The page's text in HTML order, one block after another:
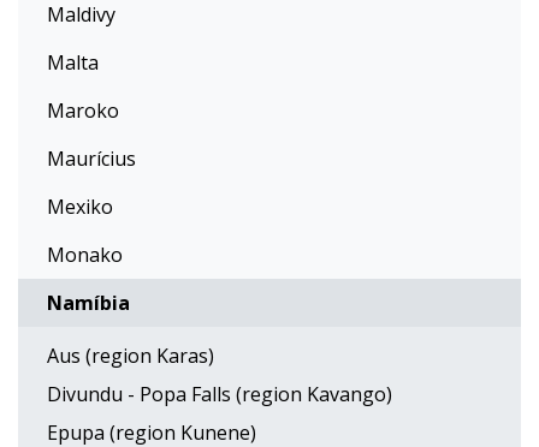
Maldivy
Malta
Maroko
Maurícius
Mexiko
Monako
Namíbia
Aus (region Karas)
Divundu - Popa Falls (region Kavango)
Epupa (region Kunene)